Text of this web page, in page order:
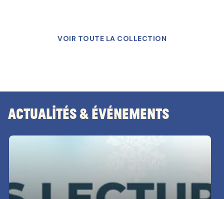
VOIR TOUTE LA COLLECTION
Actualités & Événements